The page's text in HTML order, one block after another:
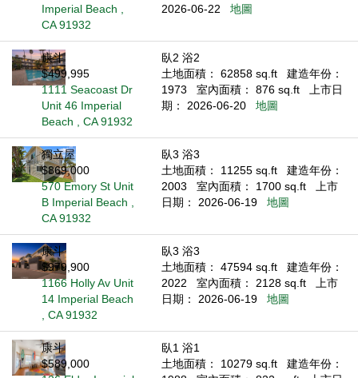
Imperial Beach ,
CA 91932
2026-06-22
地圖
康斗
$499,995
1111 Seacoast Dr
Unit 46 Imperial
Beach , CA 91932
臥2 浴2
土地面積： 62858 sq.ft
建造年份：
1973
室內面積： 876 sq.ft
上市日
期： 2026-06-20
地圖
獨立屋
$869,000
570 Emory St Unit
B Imperial Beach ,
CA 91932
臥3 浴3
土地面積： 11255 sq.ft
建造年份：
2003
室內面積： 1700 sq.ft
上市
日期： 2026-06-19
地圖
康斗
$979,900
1166 Holly Av Unit
14 Imperial Beach
, CA 91932
臥3 浴3
土地面積： 47594 sq.ft
建造年份：
2022
室內面積： 2128 sq.ft
上市
日期： 2026-06-19
地圖
康斗
$589,000
臥1 浴1
土地面積： 10279 sq.ft
建造年份：